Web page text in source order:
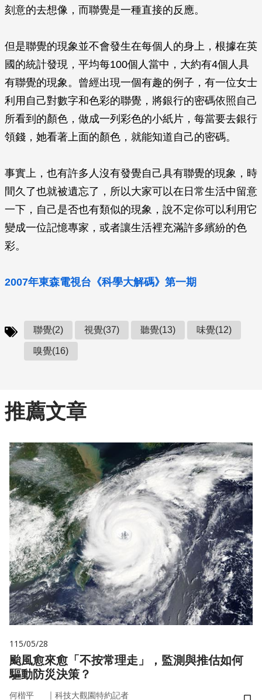
刻意的去想像，而聯覺是一種直接的反應。
但是聯覺的現象並不會發生在每個人的身上，根據在英
國的統計發現，平均每100個人當中，大約有4個人具
有聯覺的現象。曾經出現一個有趣的例子，有一位女士
利用自己對數字和色彩的聯覺，將銀行的密碼依照自己
所看到的顏色，做成一列彩色的小紙片，每當要去銀行
領錢，她看著上面的顏色，就能知道自己的密碼。
事實上，也有許多人沒有發覺自己具有聯覺的現象，時
間久了也就被遺忘了，所以大家可以在日常生活中留意
一下，自己是否也有類似的現象，說不定你可以利用它
變成一位記憶專家，或者讓生活裡充滿許多繽紛的色
彩。
2007年東森電視台《科學大解碼》第一期
聯覺(2) 視覺(37) 聽覺(13) 味覺(12)
嗅覺(16)
推薦文章
115/05/28
颱風愈來愈「不按常理走」，監測與推估如何
驅動防災決策？
何楷平 ｜ 科技大觀園特約記者